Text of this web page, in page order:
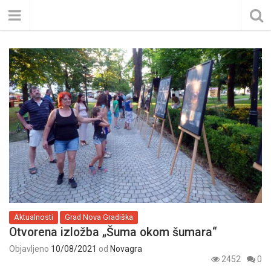
Aktualnosti Grad Nova Gradiška
Otvorena izložba „Šuma okom šumara“
Objavljeno 10/08/2021 od Novagra
2452
0